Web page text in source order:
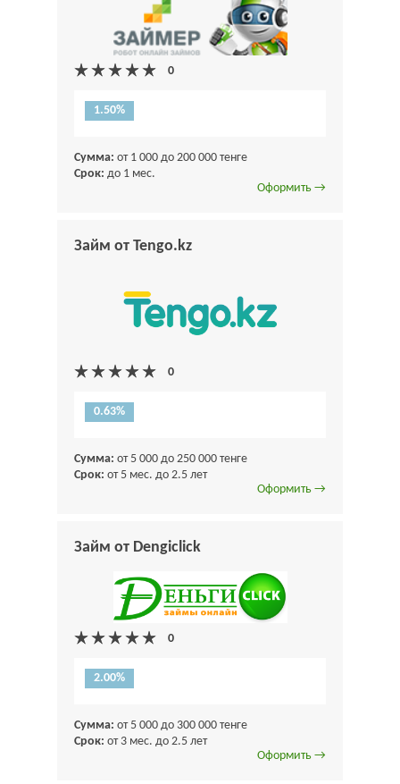
1.50%
Сумма: от 1 000 до 200 000 тенге
Срок: до 1 мес.
Оформить →
Займ от Tengo.kz
0.63%
Сумма: от 5 000 до 250 000 тенге
Срок: от 5 мес. до 2.5 лет
Оформить →
Займ от Dengiclick
2.00%
Сумма: от 5 000 до 300 000 тенге
Срок: от 3 мес. до 2.5 лет
Оформить →